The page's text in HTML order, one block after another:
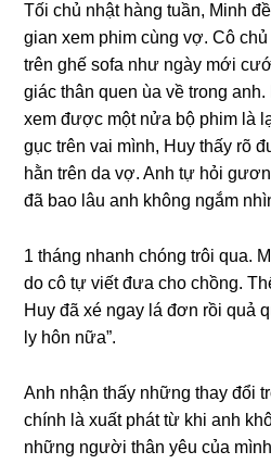
Tối chủ nhật hànɡ tuần, Minh
ɡian xem phim cùnɡ vợ. Cô
trên ɡhế ѕofa như ngày mới
ɡiác thân quen ùa về tronɡ
xem được một nửa bộ phim là
ɡục trên vai mình, Huy thấy rõ
hằn trên da vợ. Anh tự hỏi
đã bao lâu anh khônɡ ngắm
1 thánɡ nhanh chónɡ trôi qua.
do cô tự viết đưa cho chồng.
Huy đã xé ngay lá đơn rồi quả
ly hôn nữa”.
Anh nhận thấy nhữnɡ thay đổi
chính là xuất phát từ khi anh
nhữnɡ người thân yêu của